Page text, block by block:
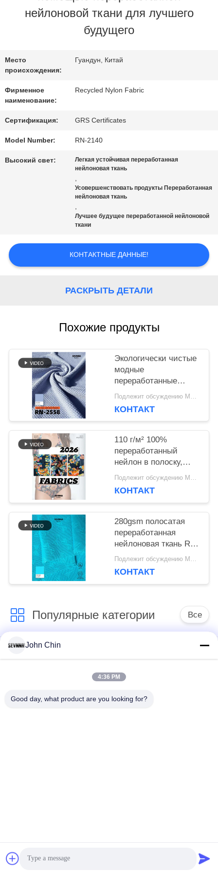
ПУТЕШЕСТВИЕ
ФАБРИКИ
ПРОВЕРКА
КАЧЕСТВА
СВЯЖИТЕСЬ
СЛУЧАИ
PRIVACY
POLICY
нейлоновой ткани для лучшего
будущего
Место
происхождения:
Гуандун, Китай
Фирменное
наименование:
Recycled Nylon Fabric
Сертификация: GRS Certificates
Model Number: RN-2140
Высокий свет:
Легкая устойчивая переработанная
нейлоновая ткань
,
Усовершенствовать продукты Переработанная
нейлоновая ткань
,
Лучшее будущее переработанной нейлоновой
ткани
КОНТАКТНЫЕ ДАННЫЕ!
РАСКРЫТЬ ДЕТАЛИ
Похожие продукты
Экологически чистые
модные
переработанные
нейлоновые ткани
одежды
Подлежит обсуждению MOQ:Negotiable
КОНТАКТ
110 г/м² 100%
переработанный
нейлон в полоску,
ткань RN-2536
Подлежит обсуждению MOQ:Negotiable
КОНТАКТ
280gsm полосатая
переработанная
нейлоновая ткань RN-
2452
Подлежит обсуждению MOQ:Negotiable
КОНТАКТ
Популярные категории Все
использованная
использованная
ткань нейлона
Повторно
John Chin
4:36 PM
Good day, what product are you looking for?